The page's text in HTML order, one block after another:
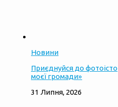
Новини
Приєднуйся до
моєї громади»
31 Липня, 2026